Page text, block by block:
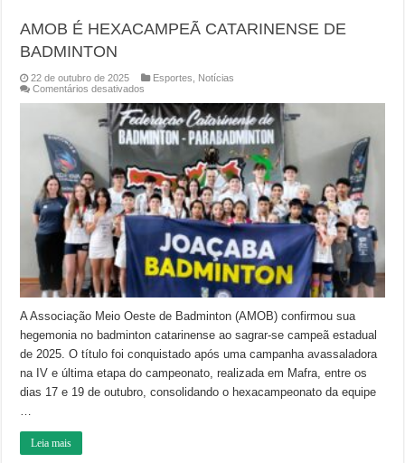
AMOB É HEXACAMPEÃ CATARINENSE DE
BADMINTON
22 de outubro de 2025 Esportes
Notícias
Comentários desativados
É
HEXACAMPEÃ
CATARINENSE
DE
BADMINTON
A Associação Meio Oeste de Badminton (AMOB) confirmou sua
hegemonia no badminton catarinense ao sagrar-se campeã estadual
de 2025. O título foi conquistado após uma campanha avassaladora
na IV e última etapa do campeonato, realizada em Mafra, entre os
dias 17 e 19 de outubro, consolidando o hexacampeonato da equipe
…
Leia mais